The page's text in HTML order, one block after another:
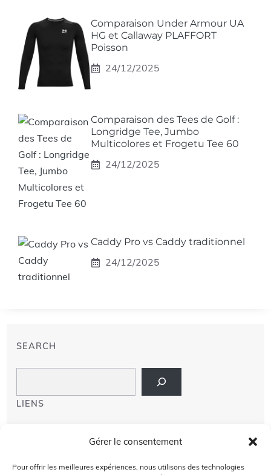
Gérer le consentement
Pour offrir les meilleures expériences, nous utilisons des technologies
Comparaison Under Armour UA
HG et Callaway PLAFFORT
Poisson
24/12/2025
Comparaison des Tees de Golf :
Longridge Tee, Jumbo
Multicolores et Frogetu Tee 60
24/12/2025
Caddy Pro vs Caddy traditionnel
24/12/2025
SEARCH
LIENS